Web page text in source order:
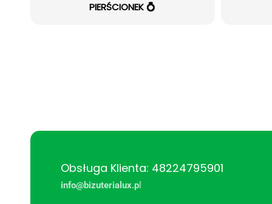
PIERŚCIONEK 💍
Obsługa Klienta: 48224795901
info@bizuterialux.p